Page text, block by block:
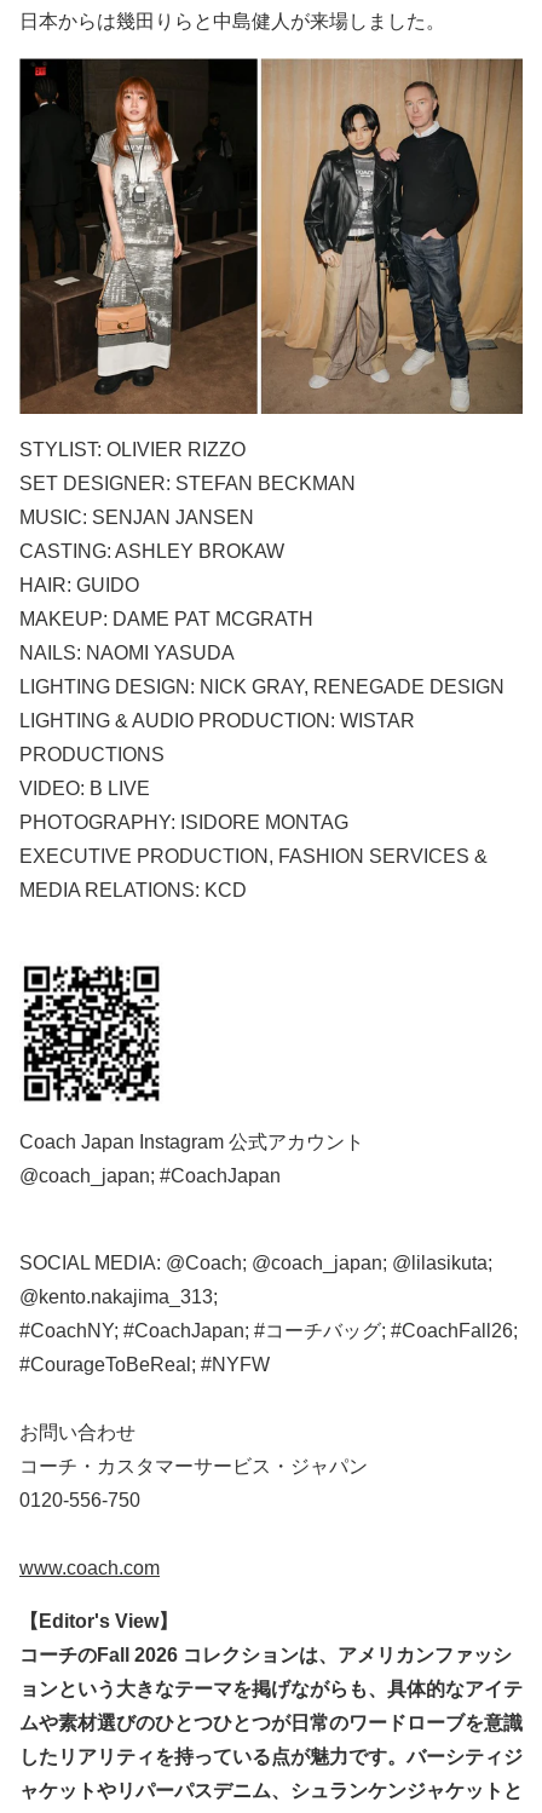
日本からは幾田りらと中島健人が来場しました。
STYLIST: OLIVIER RIZZO
SET DESIGNER: STEFAN BECKMAN
MUSIC: SENJAN JANSEN
CASTING: ASHLEY BROKAW
HAIR: GUIDO
MAKEUP: DAME PAT MCGRATH
NAILS: NAOMI YASUDA
LIGHTING DESIGN: NICK GRAY, RENEGADE DESIGN
LIGHTING & AUDIO PRODUCTION: WISTAR
PRODUCTIONS
VIDEO: B LIVE
PHOTOGRAPHY: ISIDORE MONTAG
EXECUTIVE PRODUCTION, FASHION SERVICES &
MEDIA RELATIONS: KCD
Coach Japan Instagram 公式アカウント
@coach_japan; #CoachJapan
SOCIAL MEDIA: @Coach; @coach_japan; @lilasikuta;
@kento.nakajima_313;
#CoachNY; #CoachJapan; #コーチバッグ; #CoachFall26;
#CourageToBeReal; #NYFW
お問い合わせ
コーチ・カスタマーサービス・ジャパン
0120-556-750
www.coach.com
【Editor's View】
コーチのFall 2026 コレクションは、アメリカンファッシ
ョンという大きなテーマを掲げながらも、具体的なアイテ
ムや素材選びのひとつひとつが日常のワードローブを意識
したリアリティを持っている点が魅力です。バーシティジ
ャケットやリパーパスデニム、シュランケンジャケットと